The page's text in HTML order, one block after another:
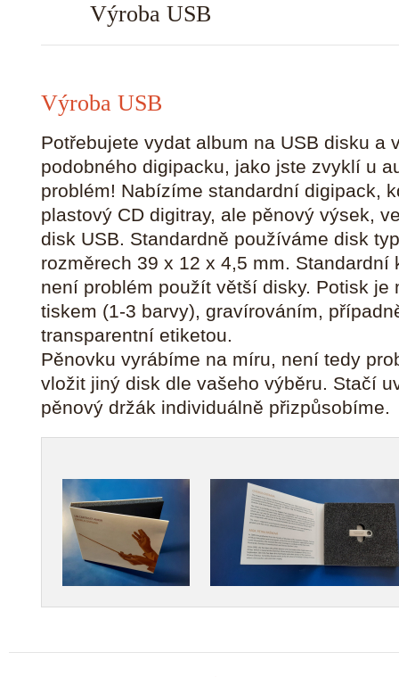
Výroba USB
Výroba USB
Potřebujete vydat album na USB disku a
podobného digipacku, jako jste zvyklí u
problém! Nabízíme standardní digipack,
plastový CD digitray, ale pěnový výsek,
disk USB. Standardně používáme disk
rozměrech 39 x 12 x 4,5 mm. Standardní
není problém použít větší disky. Potisk je
tiskem (1-3 barvy), gravírováním,
transparentní etiketou.
Pěnovku vyrábíme na míru, není tedy
vložit jiný disk dle vašeho výběru. Stačí
pěnový držák individuálně přizpůsobíme.